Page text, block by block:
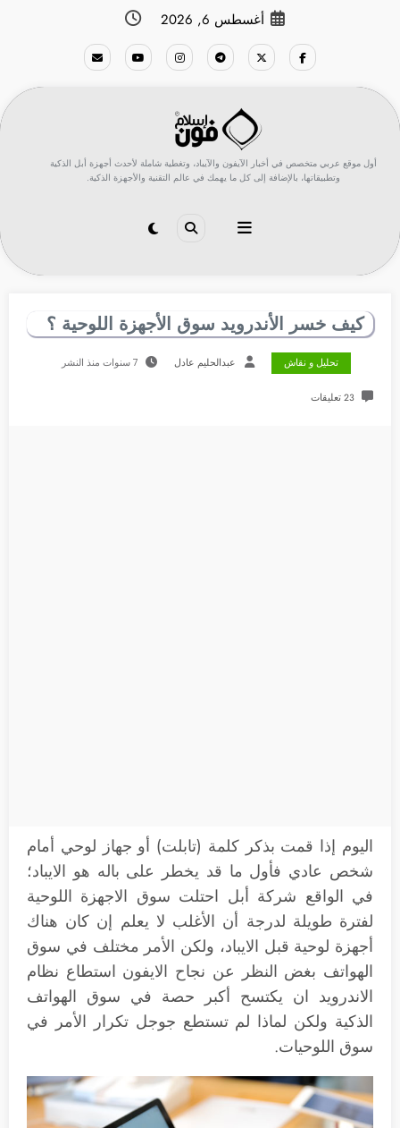
أغسطس 6, 2026
أول موقع عربي متخصص في أخبار الآيفون والآيباد، وتغطية شاملة لأحدث أجهزة أبل الذكية
وتطبيقاتها، بالإضافة إلى كل ما يهمك في عالم التقنية والأجهزة الذكية.
تحليل و نقاش عبدالحليم عادل 7 سنوات منذ النشر
23 تعليقات
اليوم إذا قمت بذكر كلمة (تابلت) أو جهاز لوحي أمام
شخص عادي فأول ما قد يخطر على باله هو الايباد؛
في الواقع شركة أبل احتلت سوق الاجهزة اللوحية
لفترة طويلة لدرجة أن الأغلب لا يعلم إن كان هناك
أجهزة لوحية قبل الايباد، ولكن الأمر مختلف في سوق
الهواتف بغض النظر عن نجاح الايفون استطاع نظام
الاندرويد ان يكتسح أكبر حصة في سوق الهواتف
الذكية ولكن لماذا لم تستطع جوجل تكرار الأمر في
سوق اللوحيات.